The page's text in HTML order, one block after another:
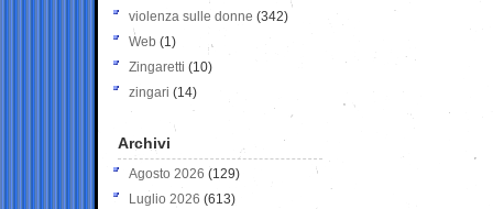
violenza sulle donne (342)
Web (1)
Zingaretti (10)
zingari (14)
Archivi
Agosto 2026 (129)
Luglio 2026 (613)